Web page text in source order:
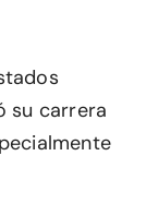
su carrera